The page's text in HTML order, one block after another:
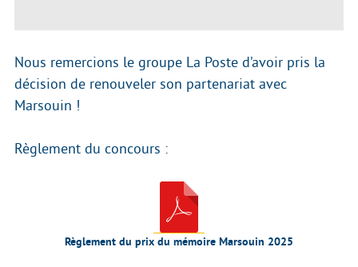
Nous remercions le groupe La Poste d’avoir pris la
décision de renouveler son partenariat avec
Marsouin !
Règlement du concours :
Règlement du prix du mémoire Marsouin 2025